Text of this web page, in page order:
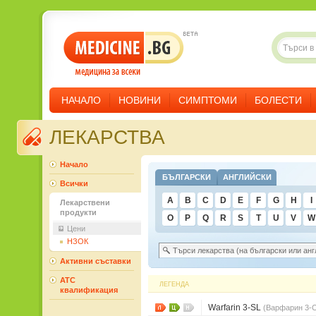
НАЧАЛО НОВИНИ СИМПТОМИ БОЛЕСТИ
ЛЕКАРСТВА
БЪЛГАРСКИ АНГЛИЙСКИ
А Б В Г Д Е Ж З
О
П Р С Т У Ф Х Ц
A B C D E F G H
O
P Q R S T U V W
ЛЕГЕНДА
Warfarin 3-SL (Варфарин 3-
Начало
Всички
Лекарствени
продукти
Цени
НЗОК
Активни съставки
ATC
квалификация